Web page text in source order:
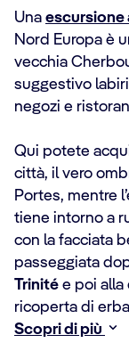
Una escursione
Nord Europa è
vecchia
suggestivo
negozi e
Qui potete
città, il vero
Portes, mentre
tiene intorno a
con la facciata
passeggiata
Trinité e poi alla
ricoperta di
Scopri di più